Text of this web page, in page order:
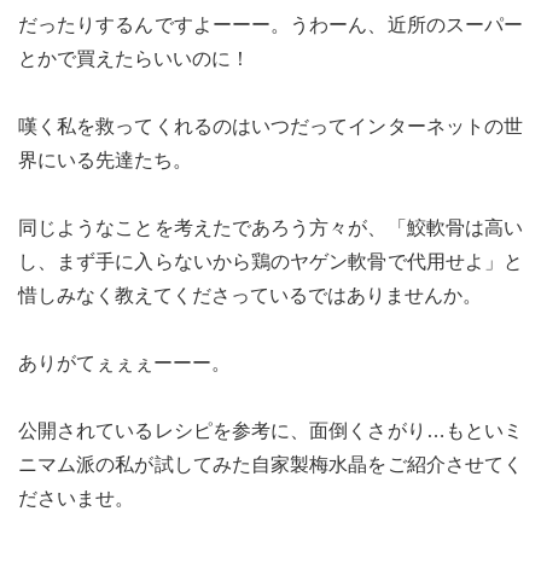
ノミスタイル] 公式twitterペ
エノミスタイル] 公式facebookペ
style[イエノミスタイル] 公式
だったりするんですよーーー。うわーん、近所のスーパー
とかで買えたらいいのに！
嘆く私を救ってくれるのはいつだってインターネットの世
界にいる先達たち。
同じようなことを考えたであろう方々が、「鮫軟骨は高い
し、まず手に入らないから鶏のヤゲン軟骨で代用せよ」と
惜しみなく教えてくださっているではありませんか。
ありがてぇぇぇーーー。
公開されているレシピを参考に、面倒くさがり…もといミ
ニマム派の私が試してみた自家製梅水晶をご紹介させてく
ださいませ。